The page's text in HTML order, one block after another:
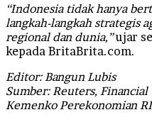
“Indonesia tidak hanya
langkah-langkah strategis
regional dan dunia,”ujar
kepada BritaBrita.com.
Editor: Bangun Lubis
Sumber: Reuters,
Kemenko Perekonomian RI